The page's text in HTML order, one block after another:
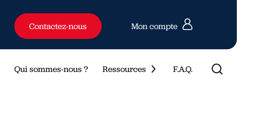
Contactez-nous Mon compte
Qui sommes-nous ? Ressources F.A.Q.